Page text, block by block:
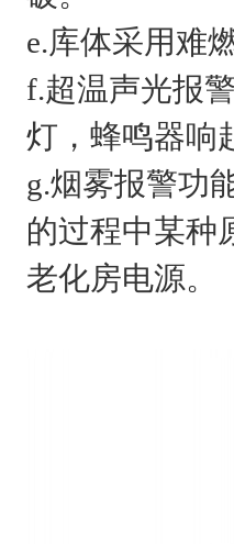
e.库体采用难
f.超温声光报
灯，蜂鸣器响
g.烟雾报警功
的过程中某种
老化房电源。